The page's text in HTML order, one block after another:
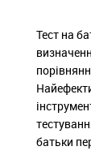
Тест на
батьки